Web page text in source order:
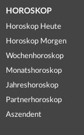
HOROSKOP
Horoskop Heute
Horoskop Morgen
Wochenhoroskop
Monatshoroskop
Jahreshoroskop
Partnerhoroskop
Aszendent